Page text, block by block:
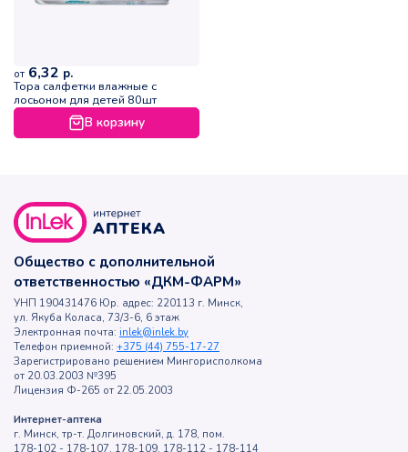
от 6,32 р.
Topa салфетки влажные с
лосьоном для детей 80шт
В корзину
Общество с дополнительной
ответственностью «ДКМ-ФАРМ»
УНП 190431476 Юр. адрес: 220113 г. Минск,
ул. Якуба Коласа, 73/3-6, 6 этаж
Электронная почта: inlek@inlek.by
Телефон приемной: +375 (44) 755-17-27
Зарегистрировано решением Мингорисполкома
от 20.03.2003 №395
Лицензия Ф-265 от 22.05.2003
Интернет-аптека
г. Минск, тр-т. Долгиновский, д. 178, пом.
178-102 - 178-107, 178-109, 178-112 - 178-114